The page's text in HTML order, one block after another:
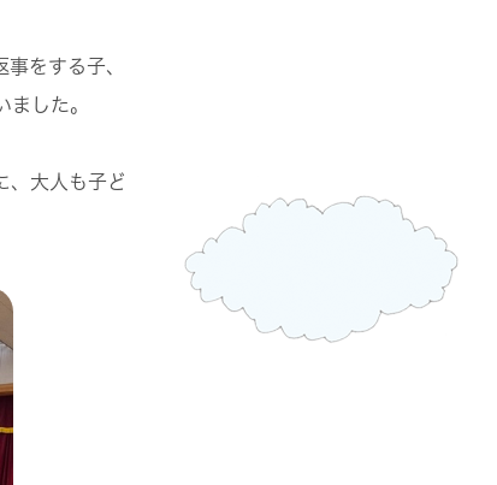
をする子、
した。
、大人も子ど